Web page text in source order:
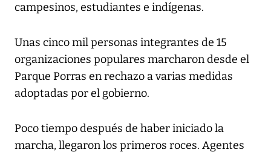
campesinos, estudiantes e indígenas.
Unas cinco mil personas integrantes de 15
organizaciones populares marcharon desde el
Parque Porras en rechazo a varias medidas
adoptadas por el gobierno.
Poco tiempo después de haber iniciado la
marcha, llegaron los primeros roces. Agentes